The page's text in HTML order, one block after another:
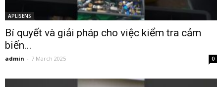
APLISENS
Bí quyết và giải pháp cho việc kiểm tra cảm
biến...
admin - 7 March 2025 0